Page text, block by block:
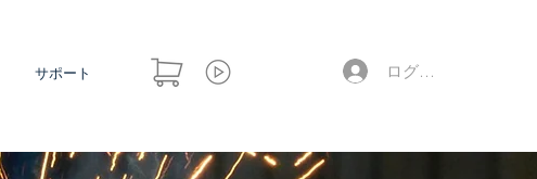
サポート ログイン